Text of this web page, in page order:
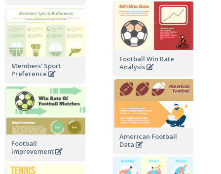
Football Win Rate
Analysis
Members' Sport
Preference
American Football
Data
Football
Improvement